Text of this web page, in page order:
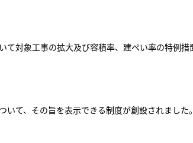
対象工事の拡大及び容積率、建ぺい率の特例措
て、その旨を表示できる制度が創設されました。